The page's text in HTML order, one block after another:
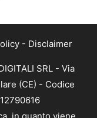
- Disclaimer
SRL - Via
(CE) - Codice
in quanto viene